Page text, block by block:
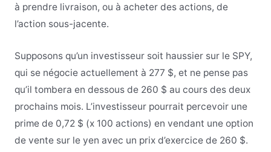
à prendre livraison, ou à acheter des actions, de
l’action sous-jacente.
Supposons qu’un investisseur soit haussier sur le SPY,
qui se négocie actuellement à 277 $, et ne pense pas
qu’il tombera en dessous de 260 $ au cours des deux
prochains mois. L’investisseur pourrait percevoir une
prime de 0,72 $ (x 100 actions) en vendant une option
de vente sur le yen avec un prix d’exercice de 260 $.